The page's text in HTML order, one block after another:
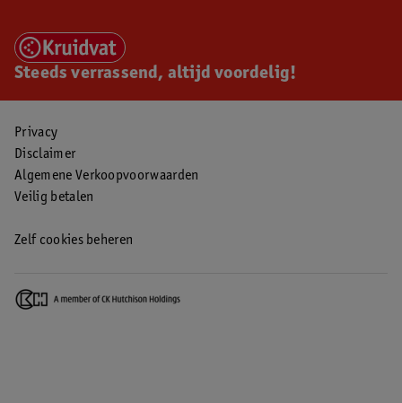
Steeds verrassend, altijd voordelig!
Privacy
Disclaimer
Algemene Verkoopvoorwaarden
Veilig betalen
Zelf cookies beheren